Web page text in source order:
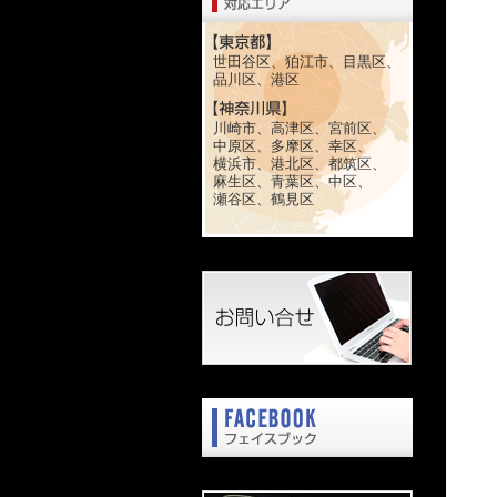
世田谷区、狛江市、目黒区、
品川区、港区
川崎市、高津区、宮前区、
中原区、多摩区、幸区、
横浜市、港北区、都筑区、
麻生区、青葉区、中区、
瀬谷区、鶴見区